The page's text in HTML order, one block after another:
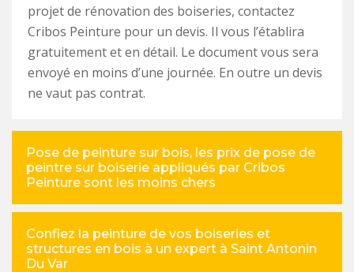
projet de rénovation des boiseries, contactez
Cribos Peinture pour un devis. Il vous l’établira
gratuitement et en détail. Le document vous sera
envoyé en moins d’une journée. En outre un devis
ne vaut pas contrat.
Pose de peinture sur bois, les prix de pose de
peintre sur boiserie appliqués par Cribos
Peinture sont les moins chers
Confiez la peinture de vos boiseries et
structures en bois à un expert à Saint Antonin
Du Var